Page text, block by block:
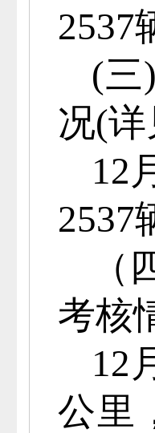
2537
(三
况(
12
2537
（
考核
12
公里